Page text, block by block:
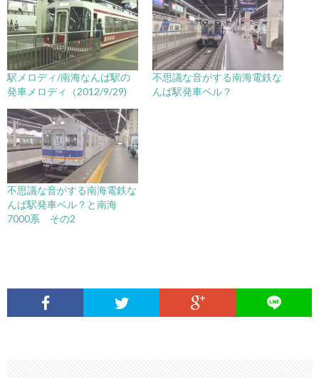
駅メロディ/南海なんば駅の
発車メロディ（2012/9/29)
不思議な音がする南海電鉄な
んば駅発車ベル？
不思議な音がする南海電鉄な
んば駅発車ベル？と南海
7000系 その2